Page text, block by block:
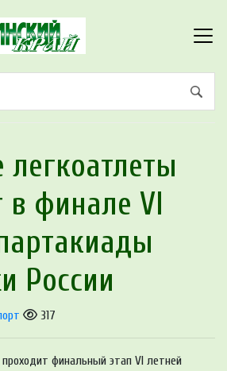
легкоатлеты
в финале VI
России
317
финальный этап VI летней